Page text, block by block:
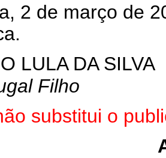
de março de
LULA DA SILVA
Filho
substitui o